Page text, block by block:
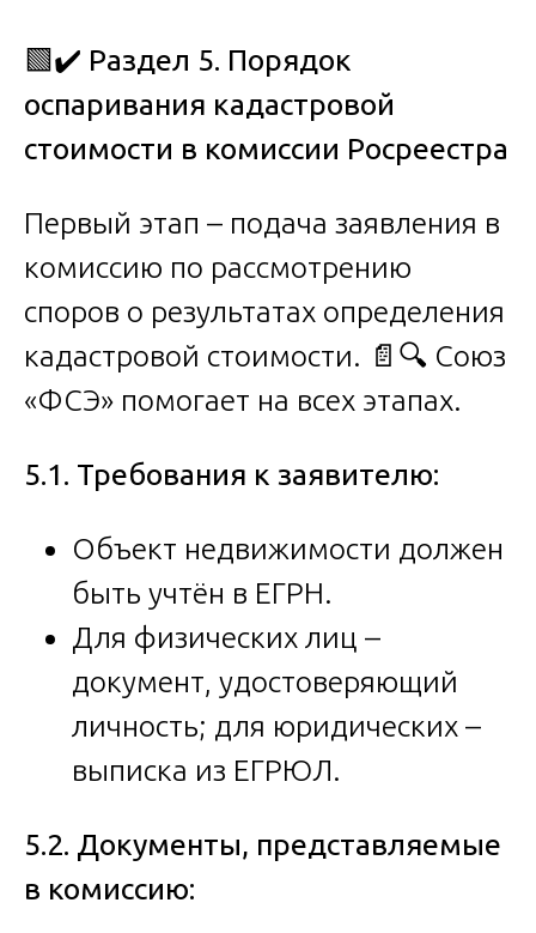
🟩✔️ Раздел 5. Порядок
оспаривания кадастровой
стоимости в комиссии Росреестра
Первый этап – подача заявления в
комиссию по рассмотрению
споров о результатах определения
кадастровой стоимости. 📄🔍 Союз
«ФСЭ» помогает на всех этапах.
5.1. Требования к заявителю:
Объект недвижимости должен
быть учтён в ЕГРН.
Для физических лиц –
документ, удостоверяющий
личность; для юридических –
выписка из ЕГРЮЛ.
5.2. Документы, представляемые
в комиссию: